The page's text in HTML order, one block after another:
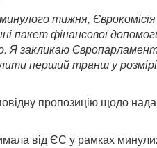
тижня, Єврокомісія
пакет фінансової
Я закликаю
перший транш у
пропозицію щодо
від ЄС у рамках